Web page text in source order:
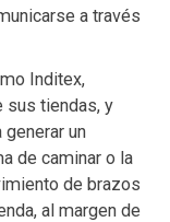
a través
Inditex,
sus tiendas, y
un
de caminar o la
de brazos
al margen de